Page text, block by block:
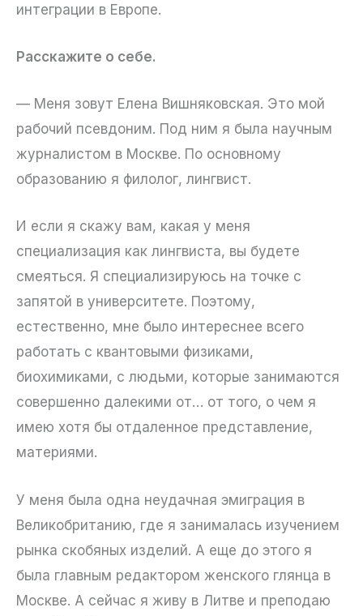
интеграции в Европе.
Расскажите о себе.
— Меня зовут Елена Вишняковская. Это мой
рабочий псевдоним. Под ним я была научным
журналистом в Москве. По основному
образованию я филолог, лингвист.
И если я скажу вам, какая у меня
специализация как лингвиста, вы будете
смеяться. Я специализируюсь на точке с
запятой в университете. Поэтому,
естественно, мне было интереснее всего
работать с квантовыми физиками,
биохимиками, с людьми, которые занимаются
совершенно далекими от… от того, о чем я
имею хотя бы отдаленное представление,
материями.
У меня была одна неудачная эмиграция в
Великобританию, где я занималась изучением
рынка скобяных изделий. А еще до этого я
была главным редактором женского глянца в
Москве. А сейчас я живу в Литве и преподаю